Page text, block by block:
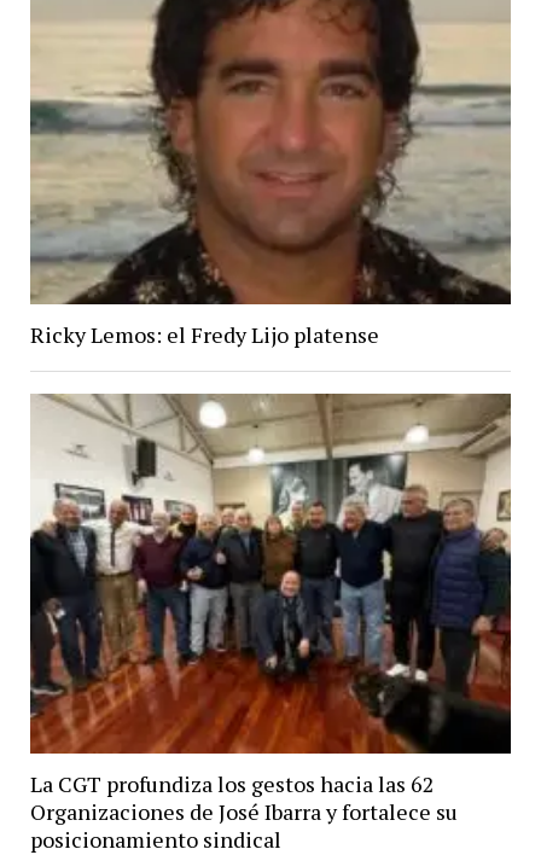
Ricky Lemos: el Fredy Lijo platense
La CGT profundiza los gestos hacia las 62
Organizaciones de José Ibarra y fortalece su
posicionamiento sindical